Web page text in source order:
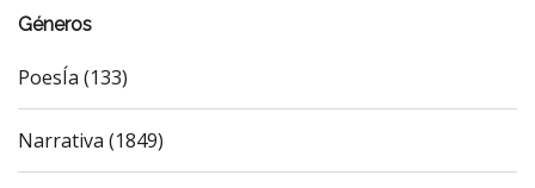
Géneros
PoesÍa (133)
Narrativa (1849)